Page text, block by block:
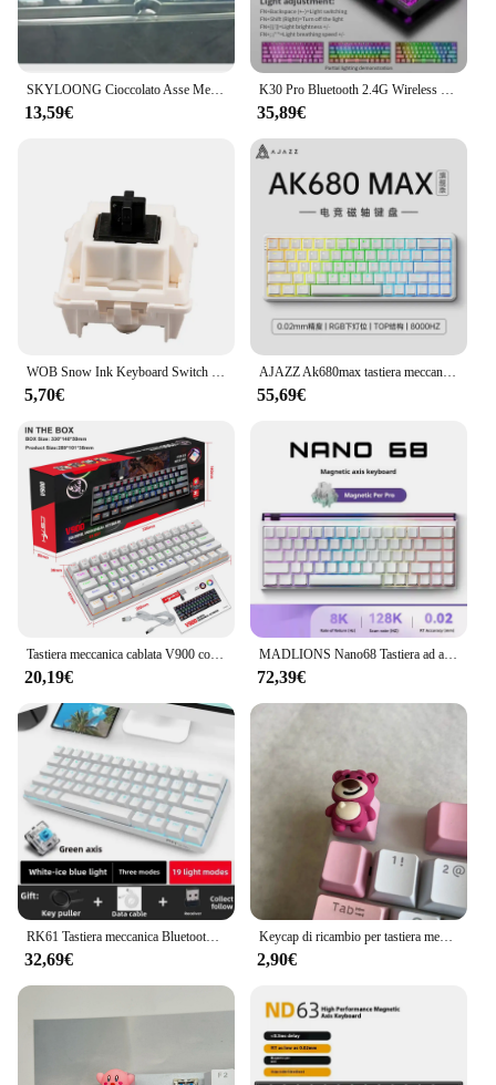
SKYLOONG Cioccolato Asse Meccanico Personalizzato Asse Marrone Paragrafo 55gf Trigger Force 5 pin Hot-swapRose RGB Lineare Muto MX Switch
13,59€
K30 Pro Bluetooth 2.4G Wireless Wired Tastiera meccanica trasparente a 3 modalità Asse bianco Retroilluminazione RGB sostituibile a caldo personalizzata
35,89€
WOB Snow Ink Keyboard Switch Hot-swappable Linear Axis Pre-lubrificato tastiera meccanica albero Mahjong Sound personalizzato fai da te
5,70€
AJAZZ Ak680max tastiera meccanica ad asse magnetico contorno laterale inciso gaming cablato tastiera meccanica da viaggio con chiave regolabile RT
55,69€
Tastiera meccanica cablata V900 con varie luci e tastiera da gioco con tastiera da ufficio ad asse verde a 61 tasti colorati
20,19€
MADLIONS Nano68 Tastiera ad asse magnetico Nano68TTC Heavenly King Axis regolabile RT0.01 Tastiera da gioco Esports
72,39€
RK61 Tastiera meccanica Bluetooth 60% Tastiera Telefono Tablet Nero Verde Tè Asse rosso
32,69€
Keycap di ricambio per tastiera meccanica con asse a ciliegio incrociato fai-da-te
2,90€